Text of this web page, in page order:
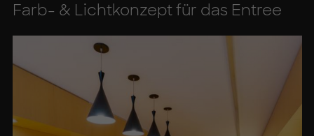
Farb- & Licht­kon­zept für das En­tree